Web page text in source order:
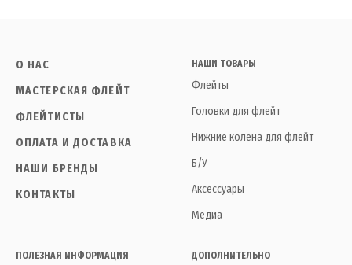
О НАС
МАСТЕРСКАЯ ФЛЕЙТ
ФЛЕЙТИСТЫ
ОПЛАТА И ДОСТАВКА
НАШИ БРЕНДЫ
КОНТАКТЫ
НАШИ ТОВАРЫ
Флейты
Головки для флейт
Нижние колена для флейт
Б/У
Аксессуары
Медиа
ПОЛЕЗНАЯ ИНФОРМАЦИЯ ДОПОЛНИТЕЛЬНО